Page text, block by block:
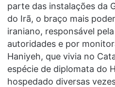
parte das instalações da
do Irã, o braço mais
iraniano, responsável
autoridades e por
Haniyeh, que vivia no
espécie de diplomata do
hospedado diversas